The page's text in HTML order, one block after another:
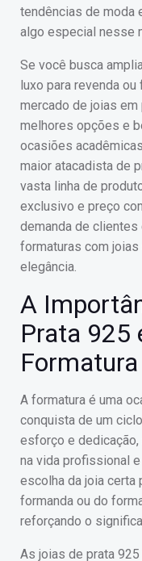
tendências de moda
algo especial nesse
Se você busca
luxo para revenda
mercado de joias em
melhores opções e
ocasiões
maior atacadista de
vasta linha de
exclusivo e preço
demanda de clientes
formaturas com
elegância.
A
Prata 925
Formatura
A formatura é uma
conquista de um
esforço e dedicação,
na vida profissional
escolha da joia certa
formanda ou do
reforçando o
As joias de prata